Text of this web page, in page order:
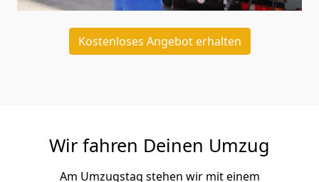
Kostenloses Angebot erhalten
Wir fahren Deinen Umzug
Am Umzugstag stehen wir mit einem